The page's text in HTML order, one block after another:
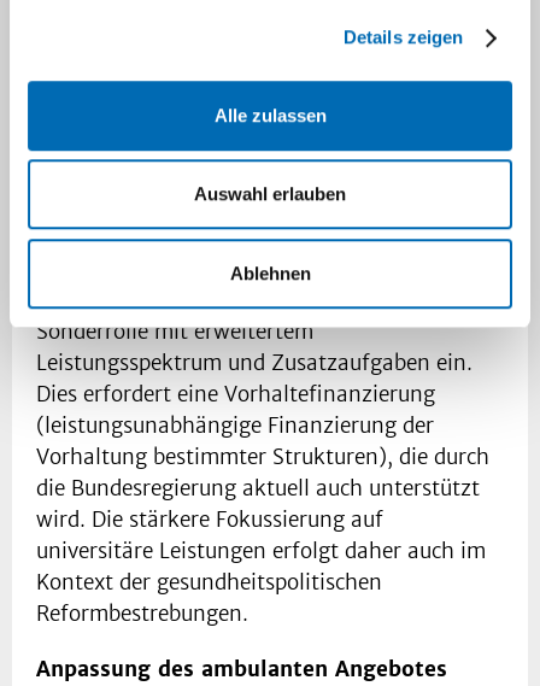
Details zeigen
Alle zulassen
Auswahl erlauben
Ablehnen
hochwertige Ergebnisse zu erzielen.
Das UKD plant zudem, sich noch stärker als
Maximalversorger im Bereich der
universitätsmedizinische Leistungen und
Spitzenmedizin angeboten werden. Die
Universitätsmedizin nimmt im Level der
Maximalversorger auch politisch gewollt eine
Sonderrolle mit erweitertem
Leistungsspektrum und Zusatzaufgaben ein.
Dies erfordert eine Vorhaltefinanzierung
(leistungsunabhängige Finanzierung der
Vorhaltung bestimmter Strukturen), die durch
die Bundesregierung aktuell auch unterstützt
wird. Die stärkere Fokussierung auf
universitäre Leistungen erfolgt daher auch im
Kontext der gesundheitspolitischen
Reformbestrebungen.
Anpassung des ambulanten Angebotes